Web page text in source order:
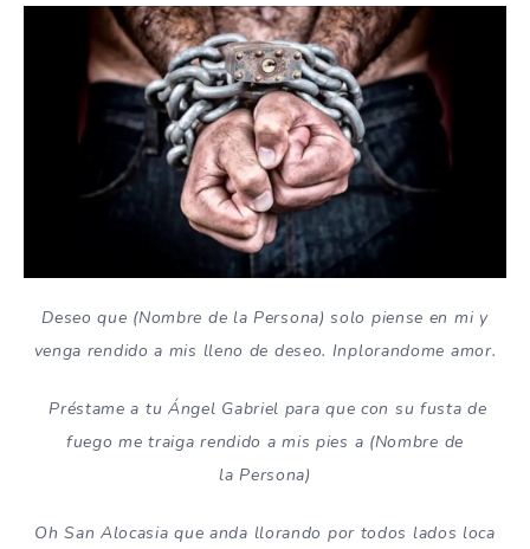
Deseo que (Nombre de la Persona) solo piense en mi y
venga rendido a mis lleno de deseo. Inplorandome amor.
Préstame a tu Ángel Gabriel para que con su fusta de
fuego me traiga rendido a mis pies a (Nombre de
la Persona)
Oh San Alocasia que anda llorando por todos lados loca